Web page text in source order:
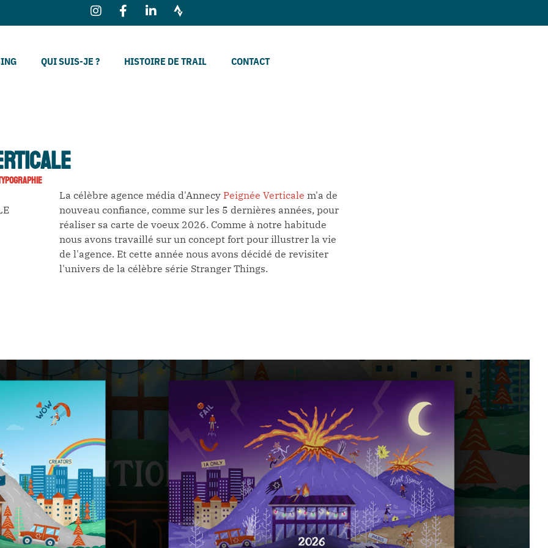
QUI SUIS-JE ? HISTOIRE DE TRAIL CONTACT
La célèbre agence média d'Annecy Peignée Verticale m'a de
nouveau confiance, comme sur les 5 dernières années, pour
réaliser sa carte de voeux 2026. Comme à notre habitude
nous avons travaillé sur un concept fort pour illustrer la vie
de l'agence. Et cette année nous avons décidé de revisiter
l'univers de la célèbre série Stranger Things.